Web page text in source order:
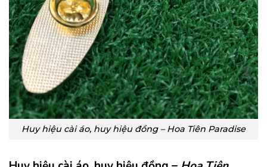
Huy hiệu cài áo, huy hiệu đồng – Hoa Tiên Paradise